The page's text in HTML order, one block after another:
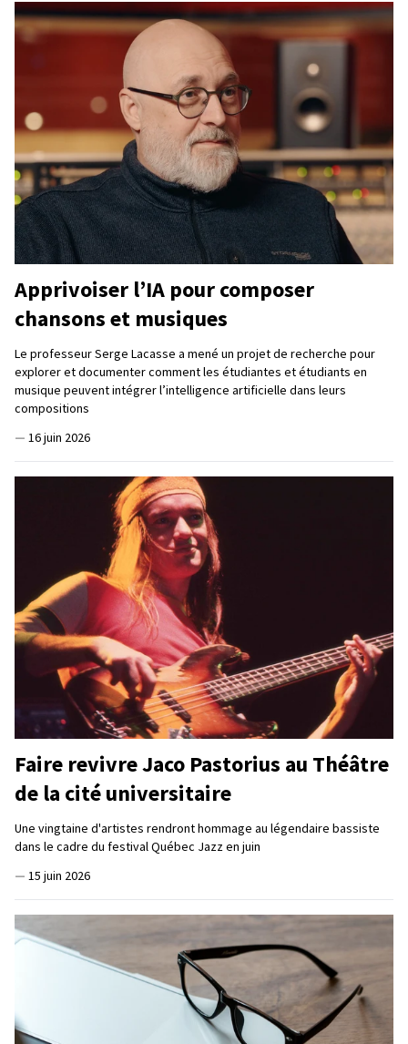
Apprivoiser l’IA pour composer
chansons et musiques
Le professeur Serge Lacasse a mené un projet de recherche pour
explorer et documenter comment les étudiantes et étudiants en
musique peuvent intégrer l’intelligence artificielle dans leurs
compositions
— 16 juin 2026
Faire revivre Jaco Pastorius au Théâtre
de la cité universitaire
Une vingtaine d'artistes rendront hommage au légendaire bassiste
dans le cadre du festival Québec Jazz en juin
— 15 juin 2026